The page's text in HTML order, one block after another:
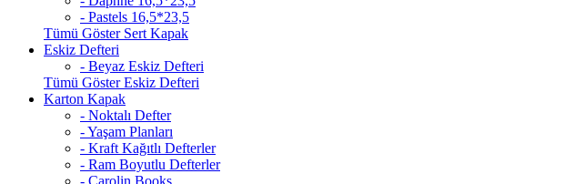
- Pastels 16,5*23,5
Tümü Göster Sert Kapak
Eskiz Defteri
- Beyaz Eskiz Defteri
Tümü Göster Eskiz Defteri
Karton Kapak
- Noktalı Defter
- Yaşam Planları
- Kraft Kağıtlı Defterler
- Ram Boyutlu Defterler
- Carolin Books